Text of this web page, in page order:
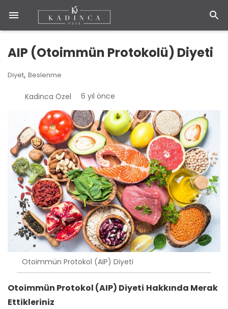
AIP (Otoimmün Protokolü) Diyeti
Diyet, Beslenme
Kadinca Özel 6 yıl önce
Otoimmün Protokol (AIP) Diyeti
Otoimmün Protokol (AIP) Diyeti Hakkında Merak
Ettikleriniz